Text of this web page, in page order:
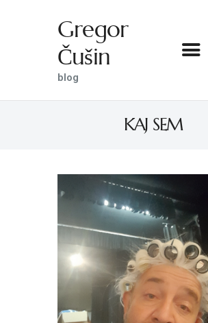
Gregor
Čušin
blog
KAJ SEM
O MENI
S SVETNIKOM NA TI
PREDSTAVE
KNJIGE
KONTAKT